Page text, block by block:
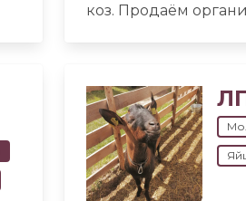
коз. Продаём
тушки перепелов.